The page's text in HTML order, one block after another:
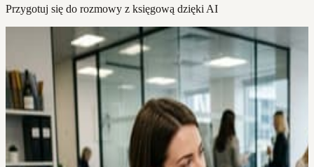
Przygotuj się do rozmowy z księgową dzięki AI